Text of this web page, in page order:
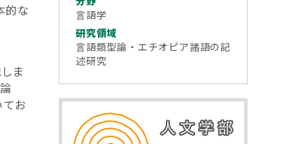
的な
ま
お
言語学
研究領域
言語類型論・エチオピア諸語の記
述研究